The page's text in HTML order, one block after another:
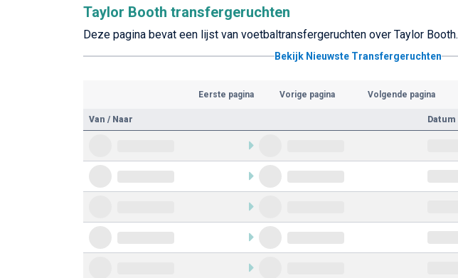
Taylor Booth transfergeruchten
Deze pagina bevat een lijst van voetbaltransfergeruchten over Taylor Booth.
Bekijk Nieuwste Transfergeruchten
Eerste pagina Vorige pagina Volgende pagina
Van / Naar Datum